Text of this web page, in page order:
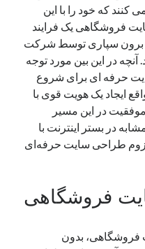
کنند که خود را با این
فروشگاهی یک فرایند
سپاری توسط شرکت‌
در این بین مورد توجه
حرفه‌ ای برای شروع
ایجاد یک هویت قوی با
در این مسیر
در بستر اینترنت با
طراحی سایت حرفه‌ای
فروشگاهی
فروشگاهی، بدون